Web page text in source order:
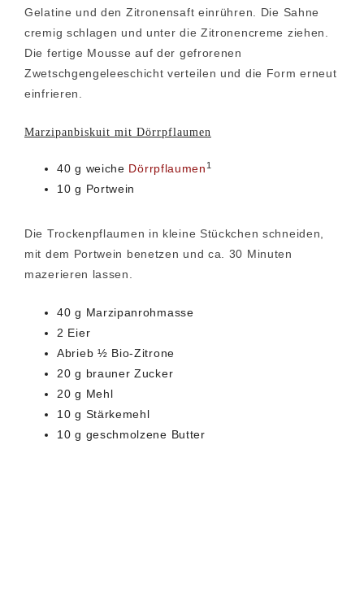
Gelatine und den Zitronensaft einrühren. Die Sahne
cremig schlagen und unter die Zitronencreme ziehen.
Die fertige Mousse auf der gefrorenen
Zwetschgengeleeschicht verteilen und die Form erneut
einfrieren.
Marzipanbiskuit mit Dörrpflaumen
40 g weiche Dörrpflaumen 1
10 g Portwein
Die Trockenpflaumen in kleine Stückchen schneiden,
mit dem Portwein benetzen und ca. 30 Minuten
mazerieren lassen.
40 g Marzipanrohmasse
2 Eier
Abrieb ½ Bio-Zitrone
20 g brauner Zucker
20 g Mehl
10 g Stärkemehl
10 g geschmolzene Butter